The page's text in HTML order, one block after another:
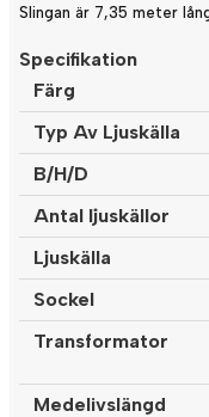
Slingan är 7,35 meter
Specifikation
Färg
Typ Av Ljuskälla
B/H/D
Antal ljuskällor
Ljuskälla
Sockel
Transformator
Medelivslängd